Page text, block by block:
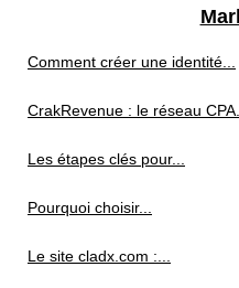
Comment créer une identité...
CrakRevenue : le réseau CPA...
Les étapes clés pour...
Pourquoi choisir...
Le site cladx.com :...